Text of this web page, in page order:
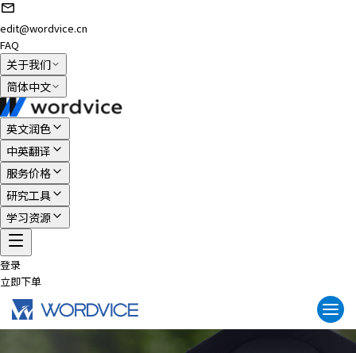
edit@wordvice.cn
FAQ
关于我们
简体中文
英文润色
中英翻译
服务价格
研究工具
学习资源
登录
立即下单